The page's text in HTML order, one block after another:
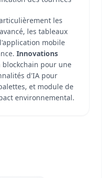
les
les tableaux
mobile
Innovations
pour une
d'IA pour
et module de
environnemental.